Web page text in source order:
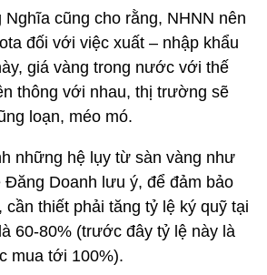
Nghĩa cũng cho rằng, NHNN nên
đối với việc xuất – nhập khẩu
giá vàng trong nước với thế
thông với nhau, thị trường sẽ
loạn, méo mó.
những hệ lụy từ sàn vàng như
Doanh lưu ý, để đảm bảo
thiết phải tăng tỷ lệ ký quỹ tại
60-80% (trước đây tỷ lệ này là
mua tới 100%).